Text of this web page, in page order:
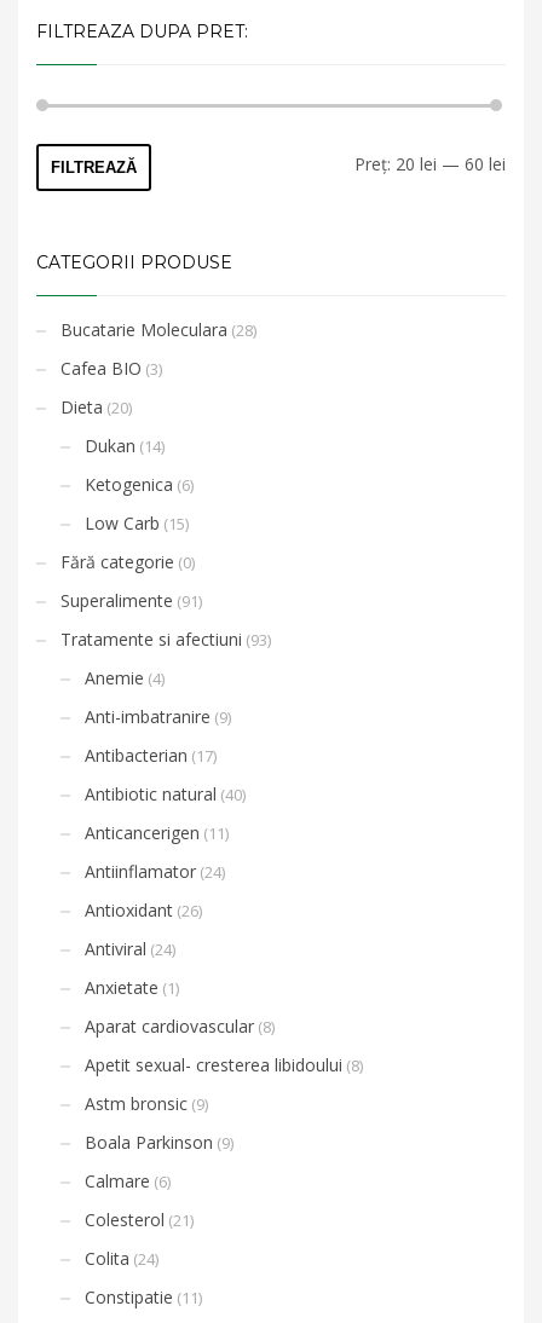
FILTREAZA DUPA PRET:
FILTREAZĂ Preț: 20 lei — 60 lei
CATEGORII PRODUSE
Bucatarie Moleculara (28)
Cafea BIO (3)
Dieta (20)
Dukan (14)
Ketogenica (6)
Low Carb (15)
Fără categorie (0)
Superalimente (91)
Tratamente si afectiuni (93)
Anemie (4)
Anti-imbatranire (9)
Antibacterian (17)
Antibiotic natural (40)
Anticancerigen (11)
Antiinflamator (24)
Antioxidant (26)
Antiviral (24)
Anxietate (1)
Aparat cardiovascular (8)
Apetit sexual- cresterea libidoului (8)
Astm bronsic (9)
Boala Parkinson (9)
Calmare (6)
Colesterol (21)
Colita (24)
Constipatie (11)